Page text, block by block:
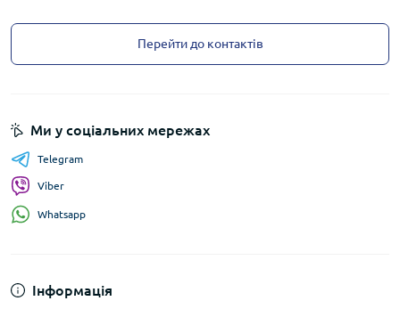
Перейти до контактів
Інформація
Ми у соціальних мережах
Telegram
Viber
Whatsapp